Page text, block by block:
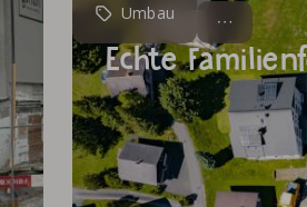
Umbau
Echte